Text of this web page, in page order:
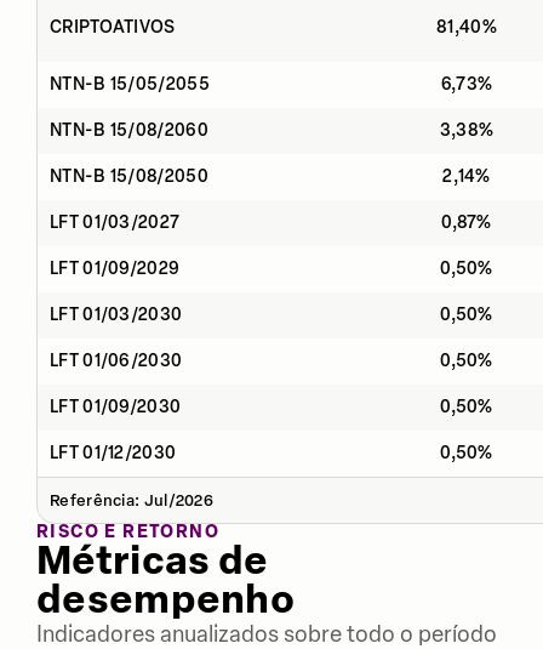
CRIPTOATIVOS 81,40%
NTN-B 15/05/2055 6,73%
NTN-B 15/08/2060 3,38%
NTN-B 15/08/2050 2,14%
LFT 01/03/2027 0,87%
LFT 01/09/2029 0,50%
LFT 01/03/2030 0,50%
LFT 01/06/2030 0,50%
LFT 01/09/2030 0,50%
LFT 01/12/2030 0,50%
Referência: Jul/2026
RISCO E RETORNO
Métricas de
desempenho
Indicadores anualizados sobre todo o período